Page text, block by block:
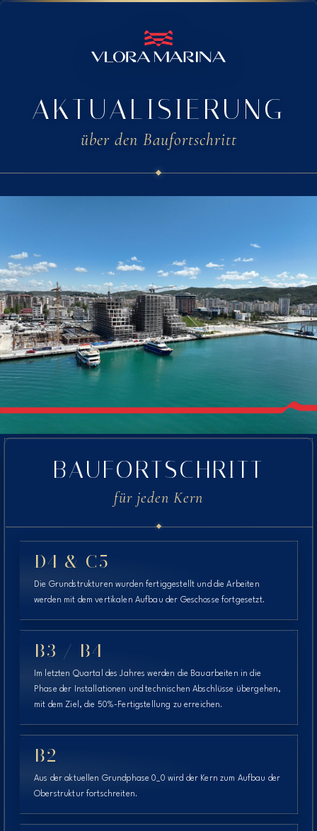
AKTUALISIERUNG
über den Baufortschritt
BAUFORTSCHRITT
für jeden Kern
D4 & C5
Die Grundstrukturen wurden fertiggestellt und die Arbeiten
werden mit dem vertikalen Aufbau der Geschosse fortgesetzt.
B3 / B4
Im letzten Quartal des Jahres werden die Bauarbeiten in die
Phase der Installationen und technischen Abschlüsse übergehen,
mit dem Ziel, die 50%-Fertigstellung zu erreichen.
B2
Aus der aktuellen Grundphase 0_0 wird der Kern zum Aufbau der
Oberstruktur fortschreiten.